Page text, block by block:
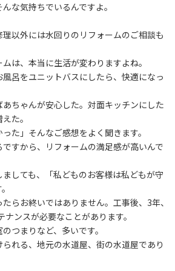
な気持ちでいるんですよ。
以外には水回りのリフォームのご相談も
は、本当に生活が変わりますよね。
呂をユニットバスにしたら、快適になっ
ちゃんが安心した。対面キッチンにした
た。
た」そんなご感想をよく聞きます。
すから、リフォームの満足感が高いんで
しても、「私どものお客様は私どもが守
らお終いではありません。工事後、3年、
ンスが必要なことがあります。
つまりなど、多いです。
れる、地元の水道屋、街の水道屋であり